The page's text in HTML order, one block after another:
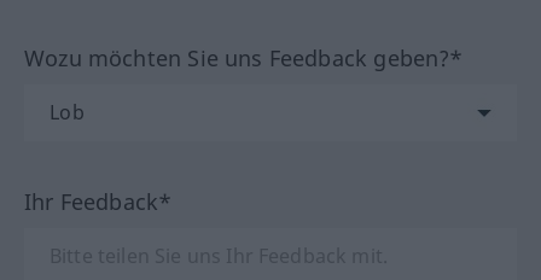
Wozu möchten Sie uns Feedback geben?*
Ihr Feedback*